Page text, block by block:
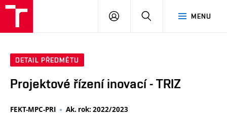
MENU
PŘIHLÁSIT
DETAIL PŘEDMĚTU
Projektové řízení inovací - TRIZ
FEKT-MPC-PRI Ak. rok: 2022/2023